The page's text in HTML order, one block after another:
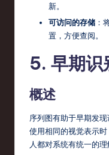
新。
可访问的存储 ：
置，方便查阅。
5. 早期识
概述
序列图有助于早期发
使用相同的视觉表示
人都对系统有统一的理